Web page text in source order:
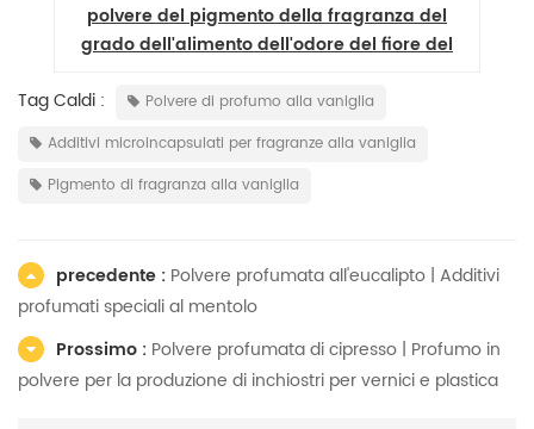
polvere del pigmento della fragranza del
grado dell'alimento dell'odore del fiore del
Tag Caldi :
Polvere di profumo alla vaniglia
Additivi microincapsulati per fragranze alla vaniglia
Pigmento di fragranza alla vaniglia
precedente : Polvere profumata all'eucalipto | Additivi
profumati speciali al mentolo
Prossimo : Polvere profumata di cipresso | Profumo in
polvere per la produzione di inchiostri per vernici e plastica